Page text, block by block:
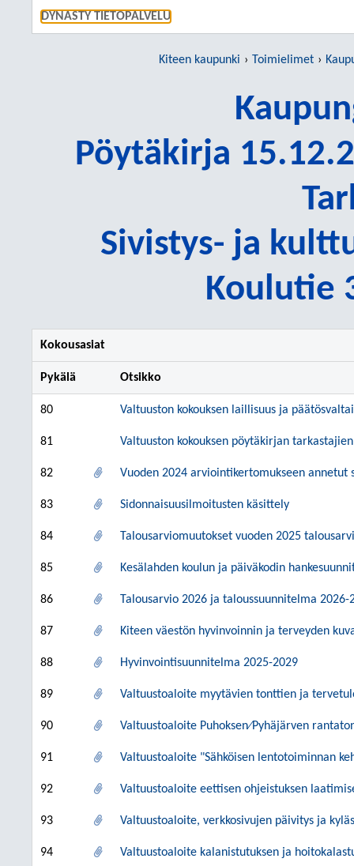
DYNASTY TIETOPALVELU
Kiteen kaupunki Toimielimet
Pöytäkirja
Sivistys- ja
Koulutie
Kokousasiat
Pykälä Otsikko
80 Valtuuston kokouksen laillisuus ja
81 Valtuuston kokouksen pöytäkirjan
82 Vuoden 2024 arviointikertomukseen annetut
83 Sidonnaisuusilmoitusten käsittely
84 Talousarviomuutokset vuoden 2025
85 Kesälahden koulun ja päiväkodin
86 Talousarvio 2026 ja taloussuunnitelma 2026-
87 Kiteen väestön hyvinvoinnin ja terveyden
88 Hyvinvointisuunnitelma 2025-2029
89 Valtuustoaloite myytävien tonttien ja
90 Valtuustoaloite Puhoksen⁄Pyhäjärven
91 Valtuustoaloite "Sähköisen lentotoiminnan
92 Valtuustoaloite eettisen ohjeistuksen
93 Valtuustoaloite, verkkosivujen päivitys ja
94 Valtuustoaloite kalanistutuksen ja